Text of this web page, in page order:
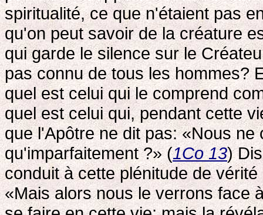
spiritualité, ce que n'étaient pas
qu'on peut savoir de la créature
qui garde le silence sur le
pas connu de tous les hommes?
quel est celui qui le comprend
quel est celui qui, pendant cette
que l'Apôtre ne dit pas: «Nous
qu'imparfaitement ?» (1Co 13)
conduit à cette plénitude de
«Mais alors nous le verrons face